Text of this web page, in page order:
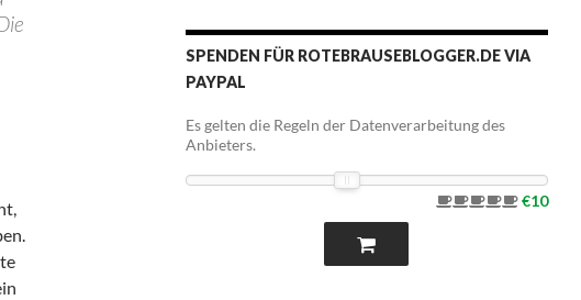
SPENDEN FÜR ROTEBRAUSEBLOGGER.DE VIA
PAYPAL
Es gelten die Regeln der Datenverarbeitung des
Anbieters.
€10